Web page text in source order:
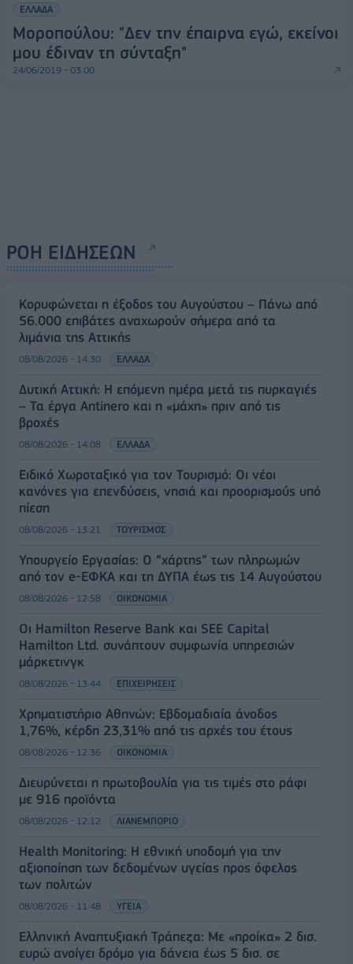
ΕΛΛΑΔΑ
Μοροπούλου: "Δεν την έπαιρνα εγώ, εκείνοι
μου έδιναν τη σύνταξη"
24/06/2019 - 03:00
ΡΟΗ ΕΙΔΗΣΕΩΝ
Κορυφώνεται η έξοδος του Αυγούστου – Πάνω από
56.000 επιβάτες αναχωρούν σήμερα από τα
λιμάνια της Αττικής
08/08/2026 - 14:30 ΕΛΛΑΔΑ
Δυτική Αττική: Η επόμενη ημέρα μετά τις πυρκαγιές
– Τα έργα Antinero και η «μάχη» πριν από τις
βροχές
08/08/2026 - 14:08 ΕΛΛΑΔΑ
Ειδικό Χωροταξικό για τον Τουρισμό: Οι νέοι
κανόνες για επενδύσεις, νησιά και προορισμούς υπό
πίεση
08/08/2026 - 13:21 ΤΟΥΡΙΣΜΟΣ
Υπουργείο Εργασίας: Ο “χάρτης” των πληρωμών
από τον e-ΕΦΚΑ και τη ΔΥΠΑ έως τις 14 Αυγούστου
08/08/2026 - 12:58 ΟΙΚΟΝΟΜΙΑ
Οι Hamilton Reserve Bank και SEE Capital
Hamilton Ltd. συνάπτουν συμφωνία υπηρεσιών
μάρκετινγκ
08/08/2026 - 13:44 ΕΠΙΧΕΙΡΗΣΕΙΣ
Χρηματιστήριο Αθηνών: Εβδομαδιαία άνοδος
1,76%, κέρδη 23,31% από τις αρχές του έτους
08/08/2026 - 12:36 ΟΙΚΟΝΟΜΙΑ
Διευρύνεται η πρωτοβουλία για τις τιμές στο ράφι
με 916 προϊόντα
08/08/2026 - 12:12 ΛΙΑΝΕΜΠΟΡΙΟ
Health Monitoring: Η εθνική υποδομή για την
αξιοποίηση των δεδομένων υγείας προς όφελος
των πολιτών
08/08/2026 - 11:48 ΥΓΕΙΑ
Ελληνική Αναπτυξιακή Τράπεζα: Με «προίκα» 2 δισ.
ευρώ ανοίγει δρόμο για δάνεια έως 5 δισ. σε